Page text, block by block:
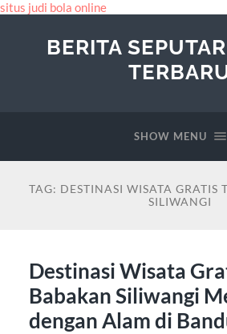
situs judi bola online
BERITA
SHOW MENU
TAG: DESTINASI WISATA
SILIWANGI
Destinasi Wisata
Babakan Siliwangi
dengan Alam di